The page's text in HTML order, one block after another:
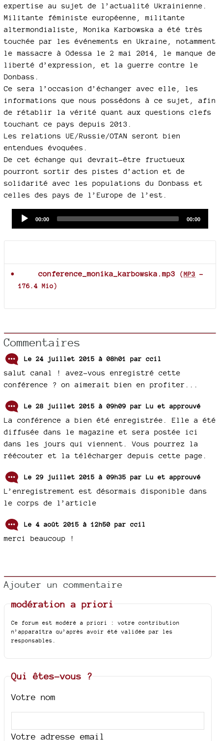
expertise au sujet de l’actualité Ukrainienne.
Militante féministe européenne, militante
altermondialiste, Monika Karbowska a été très
touchée par les événements en Ukraine, notamment
le massacre à Odessa le 2 mai 2014, le manque de
liberté d’expression, et la guerre contre le
Donbass.
Ce sera l’occasion d’échanger avec elle, les
informations que nous possédons à ce sujet, afin
de rétablir la vérité quant aux questions clefs
touchant ce pays depuis 2013.
Les relations UE/Russie/OTAN seront bien
entendues évoquées.
De cet échange qui devrait-être fructueux
pourront sortir des pistes d’action et de
solidarité avec les populations du Donbass et
celles des pays de l’Europe de l’est.
Current
00:00
Total
00:00
conference_monika_karbowska.mp3 (MP3 -
176.4 Mio)
Commentaires
Le 24 juillet 2015 à 08h01 par ccil
salut canal ! avez-vous enregistré cette
conférence ? on aimerait bien en profiter...
Le 28 juillet 2015 à 09h09 par Lu et approuvé
La conférence a bien été enregistrée. Elle a été
diffusée dans le magazine et sera postée ici
dans les jours qui viennent. Vous pourrez la
réécouter et la télécharger depuis cette page.
Le 29 juillet 2015 à 09h35 par Lu et approuvé
L’enregistrement est désormais disponible dans
le corps de l’article
Le 4 août 2015 à 12h50 par ccil
merci beaucoup !
Ajouter un commentaire
modération a priori
Ce forum est modéré a priori : votre contribution
n’apparaîtra qu’après avoir été validée par les
responsables.
Qui êtes-vous ?
Votre nom
Votre adresse email